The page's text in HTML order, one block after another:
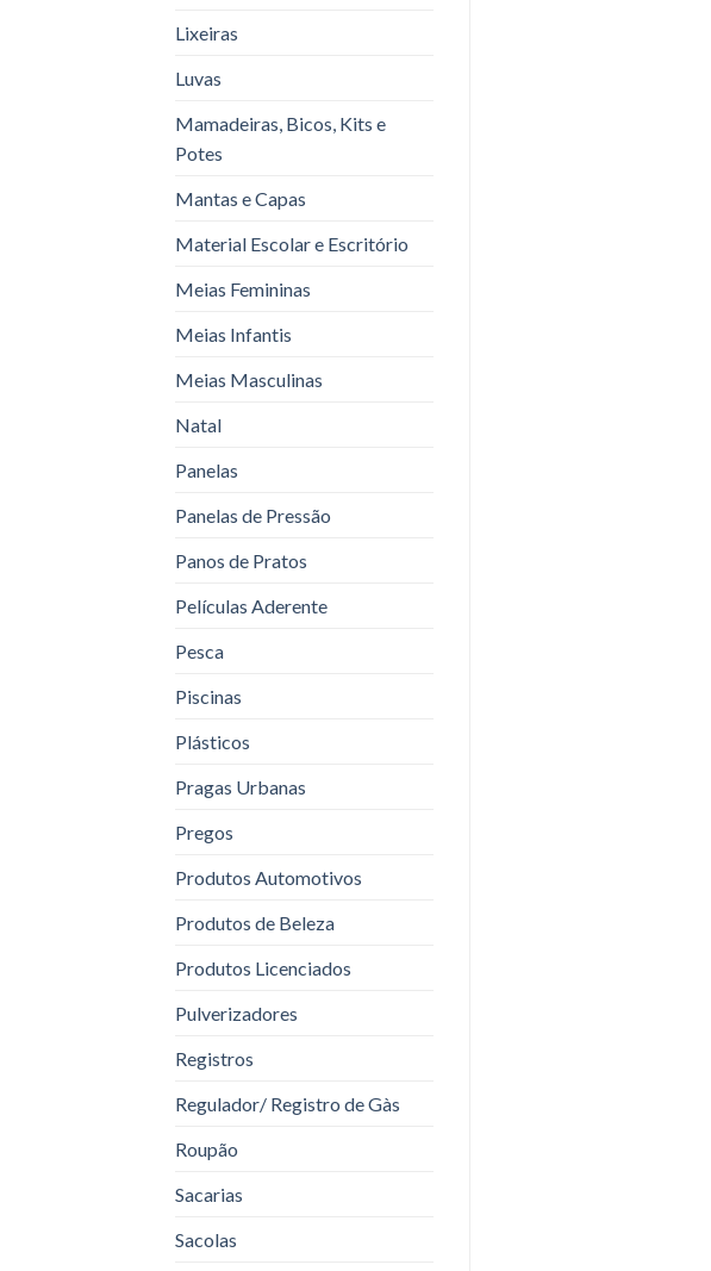
Lixeiras
Luvas
Mamadeiras, Bicos, Kits e
Potes
Mantas e Capas
Material Escolar e Escritório
Meias Femininas
Meias Infantis
Meias Masculinas
Natal
Panelas
Panelas de Pressão
Panos de Pratos
Películas Aderente
Pesca
Piscinas
Plásticos
Pragas Urbanas
Pregos
Produtos Automotivos
Produtos de Beleza
Produtos Licenciados
Pulverizadores
Registros
Regulador/ Registro de Gàs
Roupão
Sacarias
Sacolas